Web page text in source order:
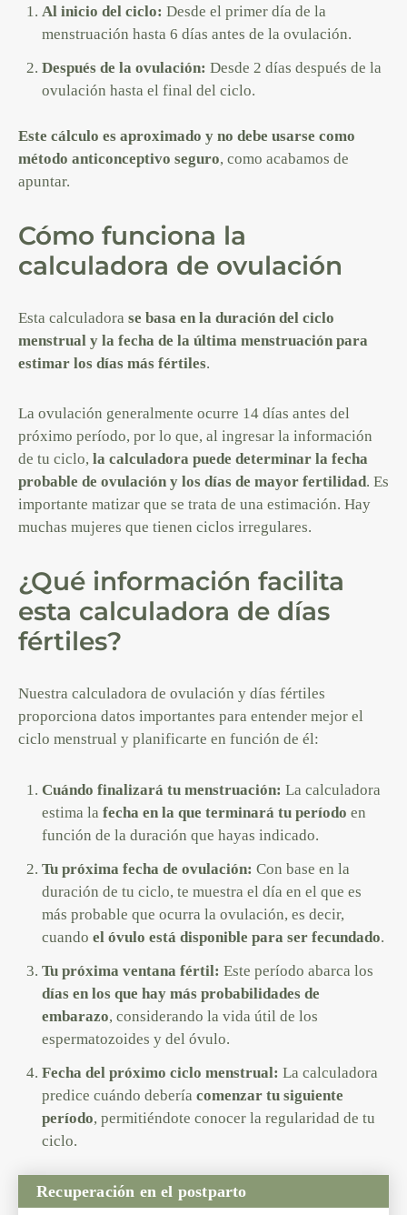
Al inicio del ciclo: Desde el primer día de la
menstruación hasta 6 días antes de la ovulación.
Después de la ovulación: Desde 2 días después de la
ovulación hasta el final del ciclo.
Este cálculo es aproximado y no debe usarse como
método anticonceptivo seguro, como acabamos de
apuntar.
Cómo funciona la
calculadora de ovulación
Esta calculadora se basa en la duración del ciclo
menstrual y la fecha de la última menstruación para
estimar los días más fértiles.
La ovulación generalmente ocurre 14 días antes del
próximo período, por lo que, al ingresar la información
de tu ciclo, la calculadora puede determinar la fecha
probable de ovulación y los días de mayor fertilidad. Es
importante matizar que se trata de una estimación. Hay
muchas mujeres que tienen ciclos irregulares.
¿Qué información facilita
esta calculadora de días
fértiles?
Nuestra calculadora de ovulación y días fértiles
proporciona datos importantes para entender mejor el
ciclo menstrual y planificarte en función de él:
Cuándo finalizará tu menstruación: La calculadora
estima la fecha en la que terminará tu período en
función de la duración que hayas indicado.
Tu próxima fecha de ovulación: Con base en la
duración de tu ciclo, te muestra el día en el que es
más probable que ocurra la ovulación, es decir,
cuando el óvulo está disponible para ser fecundado.
Tu próxima ventana fértil: Este período abarca los
días en los que hay más probabilidades de
embarazo, considerando la vida útil de los
espermatozoides y del óvulo.
Fecha del próximo ciclo menstrual: La calculadora
predice cuándo debería comenzar tu siguiente
período, permitiéndote conocer la regularidad de tu
ciclo.
Recuperación en el postparto